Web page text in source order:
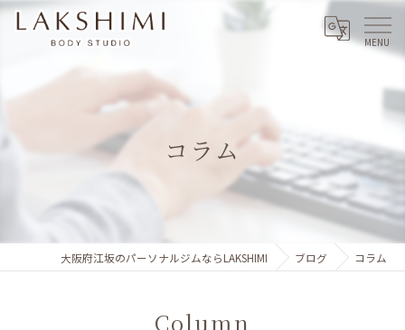
コラム
大阪府江坂のパーソナルジムならLAKSHIMI ブログ コラム
Column